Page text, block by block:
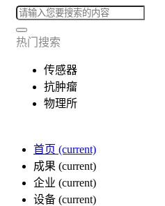
热门搜索
传感器
抗肿瘤
物理所
首页 (current)
成果 (current)
企业 (current)
设备 (current)